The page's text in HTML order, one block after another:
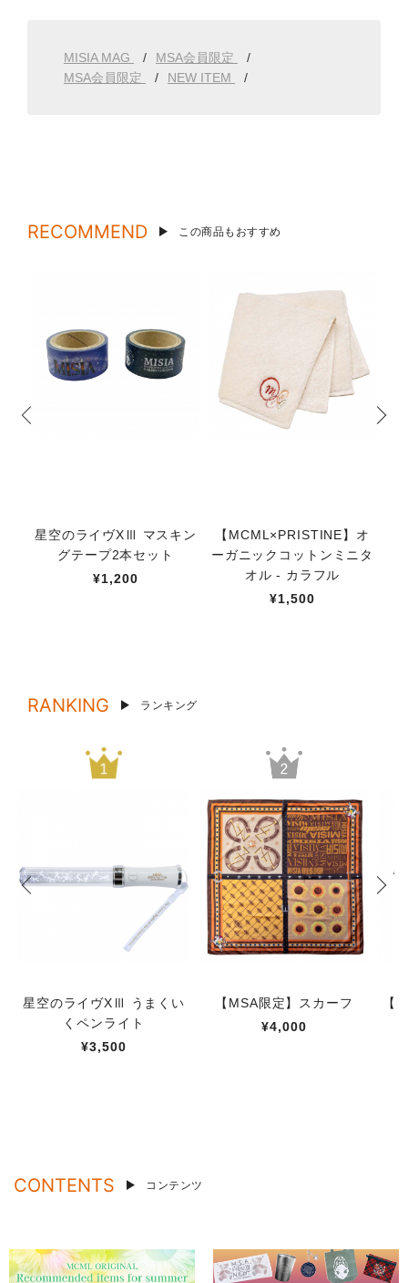
MISIA MAG
MSA会員限定
MSA会員限定
NEW ITEM
RECOMMEND この商品もおすすめ
星空のライヴXⅢ マスキン
グテープ2本セット
¥1,200
【MCML×PRISTINE】オ
ーガニックコットンミニタ
オル - カラフル
¥1,500
RANKING ランキング
星空のライヴXⅢ うまくい
くペンライト
¥3,500
【MSA限定】スカーフ
¥4,000
【
CONTENTS コンテンツ